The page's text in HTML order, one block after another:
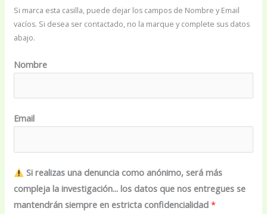
h
e
c
b
e
Si marca esta casilla, puede dejar los campos de Nombre y Email
vacíos. Si desea ser contactado, no la marque y complete sus datos
abajo.
Nombre
Email
Si realizas una denuncia como anónimo, será más
compleja la investigación... los datos que nos entregues se
mantendrán siempre en estricta confidencialidad*